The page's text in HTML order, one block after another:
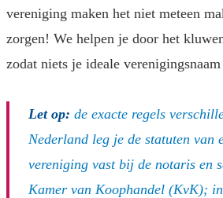
vereniging maken het niet meteen
zorgen! We helpen je door het
zodat niets je ideale
Let op: de exacte regels
Nederland leg je de statuten van
vereniging vast bij de notaris en
Kamer van Koophandel (KvK);